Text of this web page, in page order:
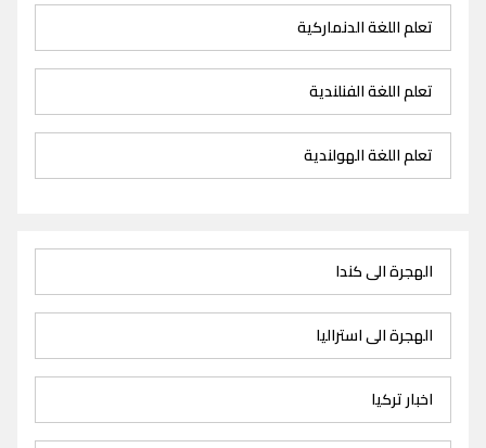
تعلم اللغة الدنماركية
تعلم اللغة الفنلندية
تعلم اللغة الهولندية
الهجرة الى كندا
الهجرة الى استراليا
اخبار تركيا